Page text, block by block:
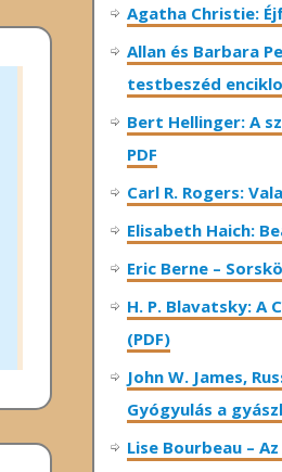
Agatha Christie:
Allan és Barbara
testbeszéd
Bert Hellinger: A
PDF
Carl R. Rogers:
Elisabeth Haich:
Eric Berne –
H. P. Blavatsky: A
(PDF)
John W. James,
Gyógyulás a
Lise Bourbeau –